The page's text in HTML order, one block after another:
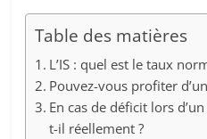
Table des matières
L’IS : quel est le taux
Pouvez-vous profiter
En cas de déficit lors
t-il réellement ?